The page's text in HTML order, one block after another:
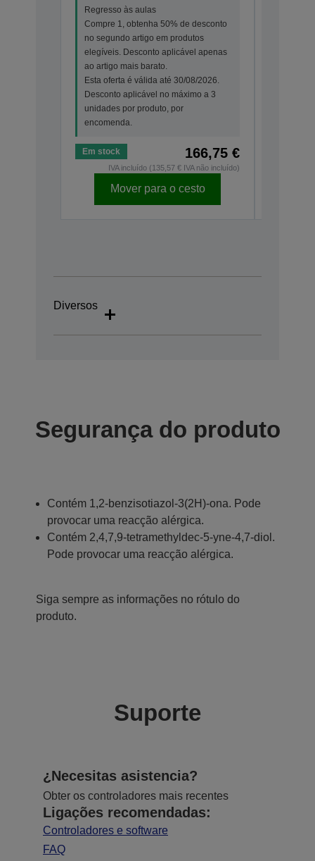
Regresso às aulas
Compre 1, obtenha 50% de desconto
no segundo artigo em produtos
elegíveis. Desconto aplicável apenas
ao artigo mais barato.
Esta oferta é válida até 30/08/2026.
Desconto aplicável no máximo a 3
unidades por produto, por
encomenda.
Em stock 166,75 €
IVA incluído (135,57 € IVA não incluído)
Mover para o cesto
Diversos
Segurança do produto
Contém 1,2-benzisotiazol-3(2H)-ona. Pode
provocar uma reacção alérgica.
Contém 2,4,7,9-tetramethyldec-5-yne-4,7-diol.
Pode provocar uma reacção alérgica.
Siga sempre as informações no rótulo do
produto.
Suporte
¿Necesitas asistencia?
Obter os controladores mais recentes
Ligações recomendadas:
Controladores e software
FAQ